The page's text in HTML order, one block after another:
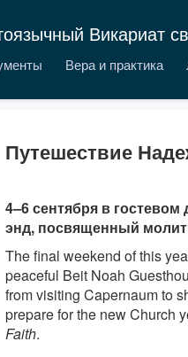
Викариат
Вера и практика
Путешествие
4–6 сентября в
энд, посвященный
The final weekend of this
peaceful Beit Noah
from visiting Capernaum to
prepare for the new Church
Faith.